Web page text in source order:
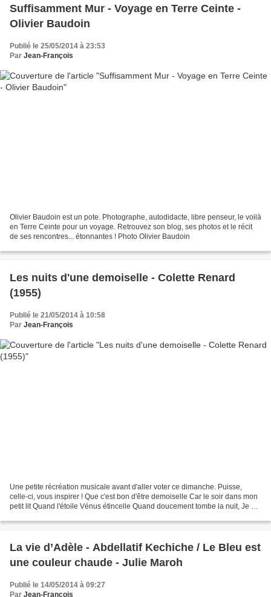
Suffisamment Mur - Voyage en Terre Ceinte -
Olivier Baudoin
Publié le 25/05/2014 à 23:53
Par Jean-François
Olivier Baudoin est un pote. Photographe, autodidacte, libre penseur, le voilà
en Terre Ceinte pour un voyage. Retrouvez son blog, ses photos et le récit
de ses rencontres... étonnantes ! Photo Olivier Baudoin
Les nuits d'une demoiselle - Colette Renard
(1955)
Publié le 21/05/2014 à 10:58
Par Jean-François
Une petite récréation musicale avant d'aller voter ce dimanche. Puisse,
celle-ci, vous inspirer ! Que c'est bon d'être demoiselle Car le soir dans mon
petit lit Quand l'étoile Vénus étincelle Quand doucement tombe la nuit, Je me
La vie d’Adèle - Abdellatif Kechiche / Le Bleu est
une couleur chaude - Julie Maroh
Publié le 14/05/2014 à 09:27
Par Jean-François